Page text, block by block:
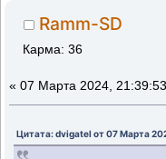
Ramm-SD
Карма: 36
« 07 Марта 2024,
Цитата: dvigatel от 07 Марта